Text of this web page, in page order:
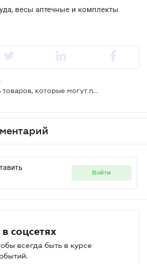
весы аптечные и комплекты
Расширен перечень товаров, которые могут продаваться в аптеках
войти
соцсетях
всегда быть в курсе